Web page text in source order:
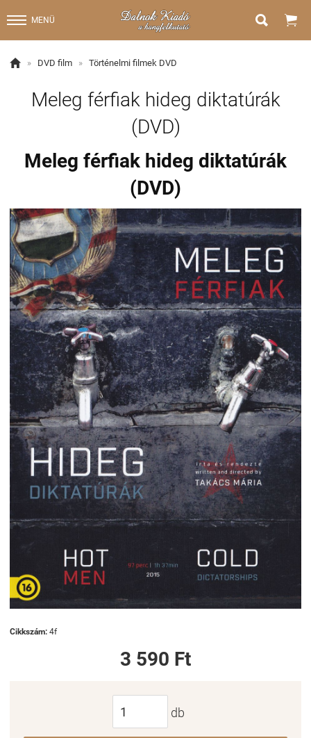
MENÜ  
 » DVD film » Történelmi filmek DVD
Meleg férfiak hideg diktatúrák
(DVD)
Meleg férfiak hideg diktatúrák
(DVD)
Cikkszám: 4f
3 590 Ft
db